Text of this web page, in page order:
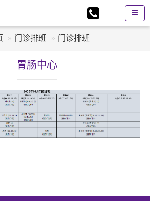
门诊排班 门诊排班
胃肠中心